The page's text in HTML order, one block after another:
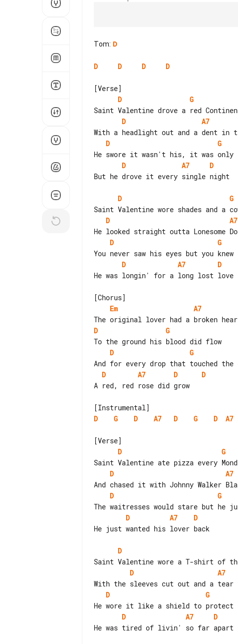
Tom: D
D D D D
D
G
D
A7
D
G
D
A7
D
But he drove it every single night
D
G
D
A7
D
G
D
A7 D
He was longin' for a long lost love
Em
A7
D
G
D
G
D
A7 D
D
A red, red rose did grow
D
G D A7 D G D A7
D
G
D
A7
D
G
D
A7
D
He just wanted his lover back
D
D
A7
D
G
D
A7 D
He was tired of livin' so far apart